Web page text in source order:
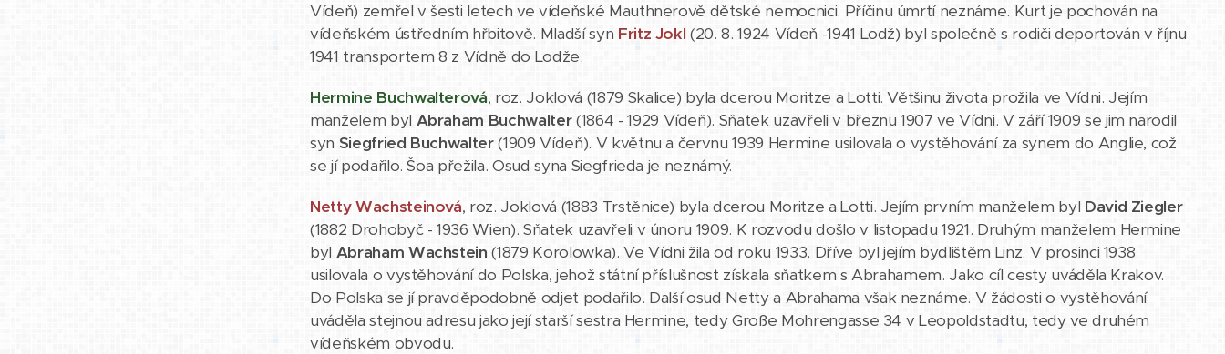
Vídeň) zemřel v šesti letech ve vídeňské Mauthnerově dětské nemocnici. Příčinu úmrtí neznáme. Kurt je pochován na
vídeňském ústředním hřbitově. Mladší syn Fritz Jokl (20. 8. 1924 Vídeň -1941 Lodž) byl společně s rodiči deportován v říjnu
1941 transportem 8 z Vídně do Lodže.
Hermine Buchwalterová, roz. Joklová (1879 Skalice) byla dcerou Moritze a Lotti. Většinu života prožila ve Vídni. Jejím
manželem byl Abraham Buchwalter(1864 - 1929 Vídeň). Sňatek uzavřeli v březnu 1907 ve Vídni. V září 1909 se jim narodil
syn Siegfried Buchwalter(1909 Vídeň). V květnu a červnu 1939 Hermine usilovala o vystěhování za synem do Anglie, což
se jí podařilo. Šoa přežila. Osud syna Siegfrieda je neznámý.
Netty Wachsteinová, roz. Joklová (1883 Trstěnice) byla dcerou Moritze a Lotti. Jejím prvním manželem byl David Ziegler
(1882 Drohobyč - 1936 Wien). Sňatek uzavřeli v únoru 1909. K rozvodu došlo v listopadu 1921. Druhým manželem Hermine
byl Abraham Wachstein (1879 Korolowka). Ve Vídni žila od roku 1933. Dříve byl jejím bydlištěm Linz. V prosinci 1938
usilovala o vystěhování do Polska, jehož státní příslušnost získala sňatkem s Abrahamem. Jako cíl cesty uváděla Krakov.
Do Polska se jí pravděpodobně odjet podařilo. Další osud Netty a Abrahama však neznáme. V žádosti o vystěhování
uváděla stejnou adresu jako její starší sestra Hermine, tedy Große Mohrengasse 34 v Leopoldstadtu, tedy ve druhém
vídeňském obvodu.